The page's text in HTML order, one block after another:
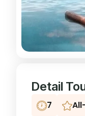
Detail
7